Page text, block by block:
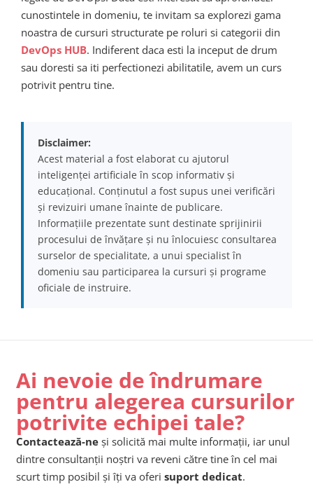
cunostintele in domeniu, te invitam sa explorezi gama
noastra de cursuri structurate pe roluri si categorii din
DevOps HUB. Indiferent daca esti la inceput de drum
sau doresti sa iti perfectionezi abilitatile, avem un curs
potrivit pentru tine.
Disclaimer:
Acest material a fost elaborat cu ajutorul
inteligenței artificiale în scop informativ și
educațional. Conținutul a fost supus unei verificări
și revizuiri umane înainte de publicare.
Informațiile prezentate sunt destinate sprijinirii
procesului de învățare și nu înlocuiesc consultarea
surselor de specialitate, a unui specialist în
domeniu sau participarea la cursuri și programe
oficiale de instruire.
Ai nevoie de îndrumare
pentru alegerea cursurilor
potrivite echipei tale?
Contactează-ne și solicită mai multe informații, iar unul
dintre consultanții noștri va reveni către tine în cel mai
scurt timp posibil și îți va oferi suport dedicat.